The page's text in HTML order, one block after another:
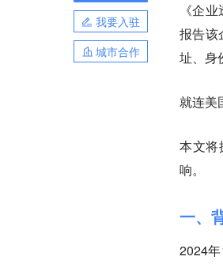
我要入驻
城市合作
《企
报告该
址、身
就连美
本文将
响。
一、
2024